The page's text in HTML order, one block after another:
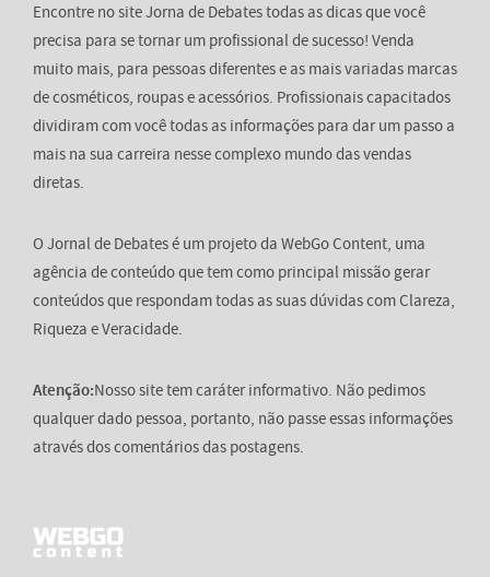
Encontre no site Jorna de Debates todas as dicas que você
precisa para se tornar um profissional de sucesso! Venda
muito mais, para pessoas diferentes e as mais variadas marcas
de cosméticos, roupas e acessórios. Profissionais capacitados
dividiram com você todas as informações para dar um passo a
mais na sua carreira nesse complexo mundo das vendas
diretas.
O Jornal de Debates é um projeto da WebGo Content, uma
agência de conteúdo que tem como principal missão gerar
conteúdos que respondam todas as suas dúvidas com Clareza,
Riqueza e Veracidade.
Atenção:Nosso site tem caráter informativo. Não pedimos
qualquer dado pessoa, portanto, não passe essas informações
através dos comentários das postagens.